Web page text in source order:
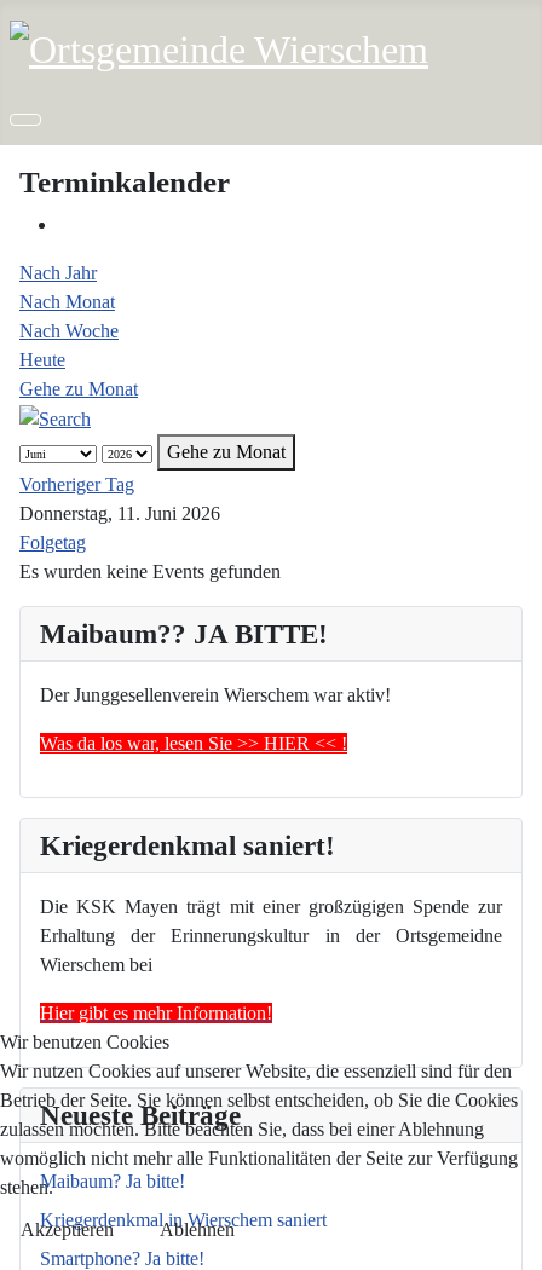
Maibaum?? JA BITTE!
Der Junggesellenverein Wierschem war aktiv!
Was da los war, lesen Sie >> HIER << !
Kriegerdenkmal saniert!
Die KSK Mayen trägt mit einer großzügigen Spende zur
Erhaltung der Erinnerungskultur in der Ortsgemeidne
Wierschem bei
Hier gibt es mehr Information!
Neueste Beiträge
Maibaum? Ja bitte!
Kriegerdenkmal in Wierschem saniert
Smartphone? Ja bitte!
Terminkalender
Nach Jahr
Nach Monat
Nach Woche
Heute
Gehe zu Monat
Gehe zu Monat
Vorheriger Tag
Donnerstag, 11. Juni 2026
Folgetag
Es wurden keine Events gefunden
Wir benutzen Cookies
Wir nutzen Cookies auf unserer Website, die essenziell sind für den
Betrieb der Seite. Sie können selbst entscheiden, ob Sie die Cookies
zulassen möchten. Bitte beachten Sie, dass bei einer Ablehnung
womöglich nicht mehr alle Funktionalitäten der Seite zur Verfügung
stehen.
Akzeptieren Ablehnen